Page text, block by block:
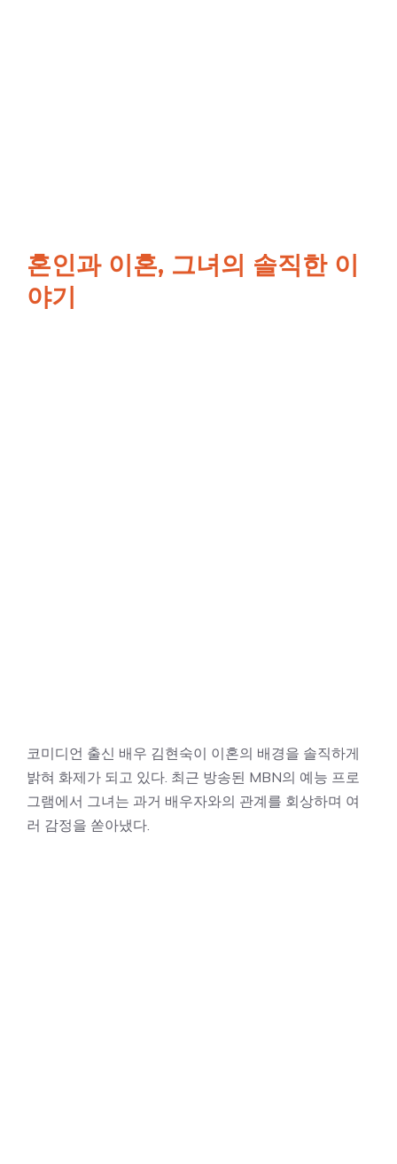
혼인과 이혼, 그녀의 솔직한 이
야기
코미디언 출신 배우 김현숙이 이혼의 배경을 솔직하게
밝혀 화제가 되고 있다. 최근 방송된 MBN의 예능 프로
그램에서 그녀는 과거 배우자와의 관계를 회상하며 여
러 감정을 쏟아냈다.